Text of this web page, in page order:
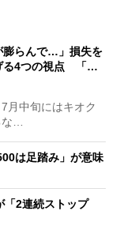
膨らんで…」損失を
る4つの視点 「…
月中旬にはキオク
…
は足踏み」が意味
「2連続ストップ